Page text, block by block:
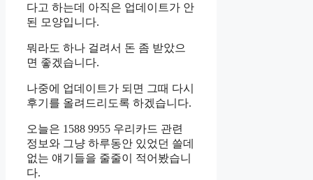
다고 하는데 아직은 업데이트가 안
된 모양입니다.
뭐라도 하나 걸려서 돈 좀 받았으
면 좋겠습니다.
나중에 업데이트가 되면 그때 다시
후기를 올려드리도록 하겠습니다.
오늘은 1588 9955 우리카드 관련
정보와 그냥 하루동안 있었던 쓸데
없는 얘기들을 줄줄이 적어봤습니
다.